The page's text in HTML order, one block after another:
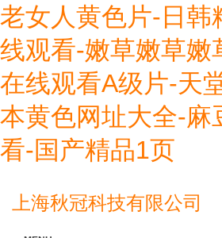
老女人黄色片-日韩
线观看-嫩草嫩草嫩
在线观看A级片-天
本黄色网址大全-麻
看-国产精品1页
上海秋冠科技有限公司